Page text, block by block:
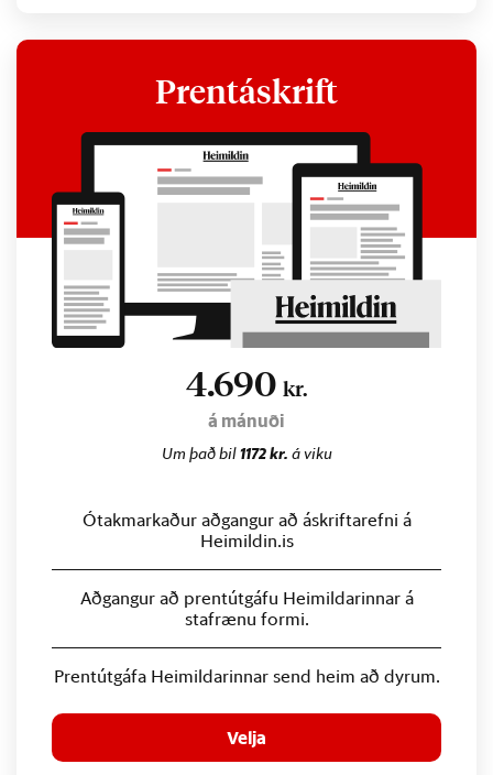
Prentáskrift
4.690 kr.
á mánuði
Um það bil1172 kr. á viku
Ótakmarkaður aðgangur að áskriftarefni á
Heimildin.is
Aðgangur að prentútgáfu Heimildarinnar á
stafrænu formi.
Prentútgáfa Heimildarinnar send heim að dyrum.
Velja